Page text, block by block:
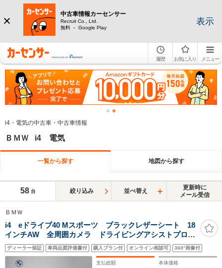
中古車情報カーセンサー
Recruit Co., Ltd.
無料 － Google Play
表示
履歴 お気に入り メニュー
i4・電気の中古車・中古車情報
ＢＭＷ i4 電気
一覧から探す 地図から探す
58 台 絞り込み 並べ替え
更新時に
メール受信
ＢＭＷ
i4 eドライブ40 Mスポーツ ブラックレザーシート 18
インチAW 全周囲カメラ ドライビングアシストプロフ
ェッショナル ヘッドアップディスプレイ ワイヤレス
チャージ パーキングアシストプラス シートヒータ
ー 電動テールゲート
ディーラー保証 車両品質評価書付 購入プラン付 オンライン相談可 360°画像付
支払総額 本体価格